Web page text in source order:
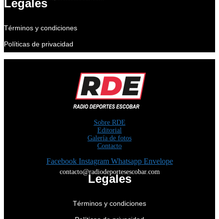
Legales
Términos y condiciones
Políticas de privacidad
Sobre RDE
Editorial
Galería de fotos
Contacto
Facebook Instagram Whatsapp Envelope
contacto@radiodeportesescobar.com
Legales
Términos y condiciones